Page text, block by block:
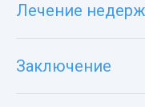
Лечение
Заключение